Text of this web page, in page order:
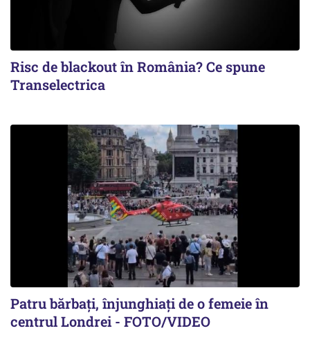
Risc de blackout în România? Ce spune
Transelectrica
Patru bărbați, înjunghiați de o femeie în
centrul Londrei - FOTO/VIDEO